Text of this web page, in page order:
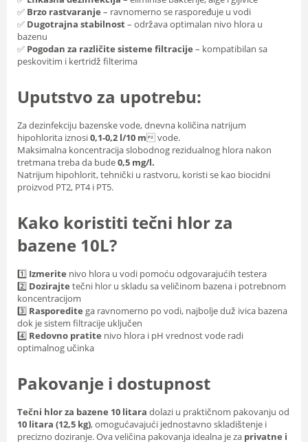
✅ Brzo rastvaranje – ravnomerno se raspoređuje u vodi
✅ Dugotrajna stabilnost– održava optimalan nivo hlora u
bazenu
✅ Pogodan za različite sisteme filtracije – kompatibilan sa
peskovitim i kertridž filterima
Uputstvo za upotrebu:
Za dezinfekciju bazenske vode, dnevna količina natrijum
hipohlorita iznosi0,1-0,2 l/10 m vode.
Maksimalna koncentracija slobodnog rezidualnog hlora nakon
tretmana treba da bude0,5 mg/l.
Natrijum hipohlorit, tehnički u rastvoru, koristi se kao biocidni
proizvod PT2, PT4 i PT5.
Kako koristiti tečni hlor za
bazene 10L?
1️⃣ Izmerite nivo hlora u vodi pomoću odgovarajućih testera
2️⃣ Dozirajte tečni hlor u skladu sa veličinom bazena i potrebnom
koncentracijom
3️⃣ Rasporedite ga ravnomerno po vodi, najbolje duž ivica bazena
dok je sistem filtracije uključen
4️⃣ Redovno pratite nivo hlora i pH vrednost vode radi
optimalnog učinka
Pakovanje i dostupnost
Tečni hlor za bazene 10 litara dolazi u praktičnom pakovanju od
10 litara (12,5 kg), omogućavajući jednostavno skladištenje i
precizno doziranje. Ova veličina pakovanja idealna je za privatne i